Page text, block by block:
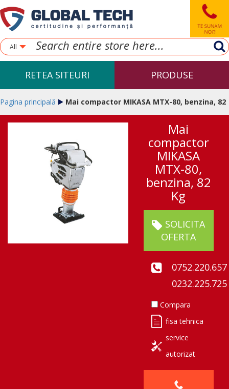
All
RETEA SITEURI PRODUSE
Pagina principală Mai compactor MIKASA MTX-80, benzina, 82
Mai
compactor
MIKASA
MTX-80,
benzina, 82
Kg
SOLICITA
OFERTA
0752.220.657
0232.225.725
Compara
fisa tehnica
service
autorizat